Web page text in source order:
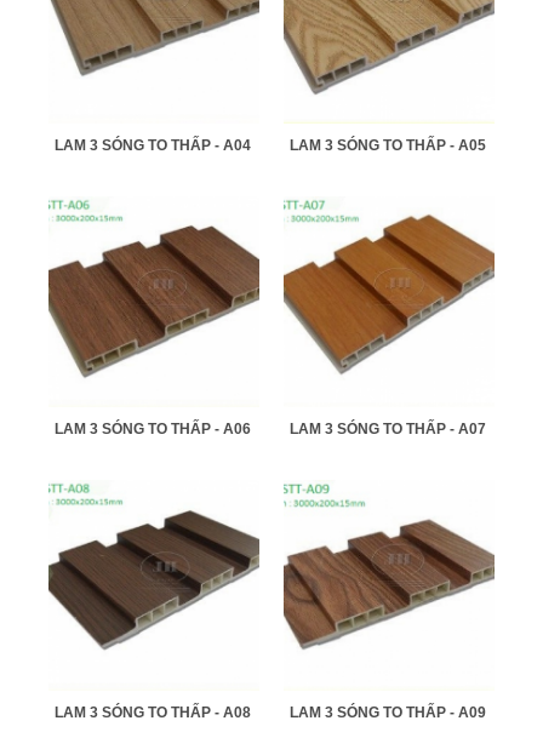
LAM 3 SÓNG TO THẤP - A04 LAM 3 SÓNG TO THẤP - A05
LAM 3 SÓNG TO THẤP - A06 LAM 3 SÓNG TO THẤP - A07
LAM 3 SÓNG TO THẤP - A08 LAM 3 SÓNG TO THẤP - A09